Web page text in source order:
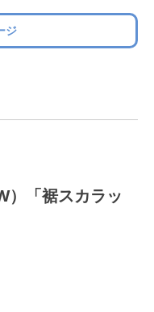
ジ
）「裾スカラッ